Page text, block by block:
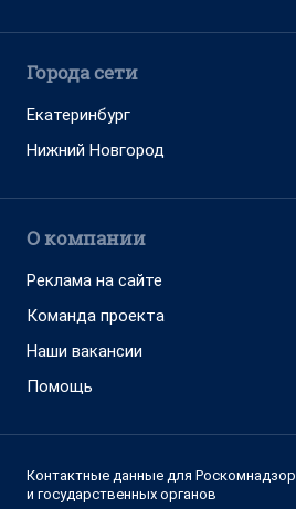
Города сети
Екатеринбург
Нижний Новгород
О компании
Реклама на сайте
Команда проекта
Наши вакансии
Помощь
Контактные данные для
и государственных органов